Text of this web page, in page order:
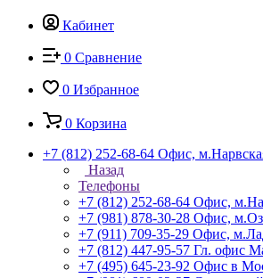
Кабинет
0 Сравнение
0 Избранное
0 Корзина
+7 (812) 252-68-64 Офис,
Назад
Телефоны
+7 (812) 252-68-64 Офис,
+7 (981) 878-30-28 Офис,
+7 (911) 709-35-29 Офис,
+7 (812) 447-95-57 Гл. офис
+7 (495) 645-23-92 Офис в